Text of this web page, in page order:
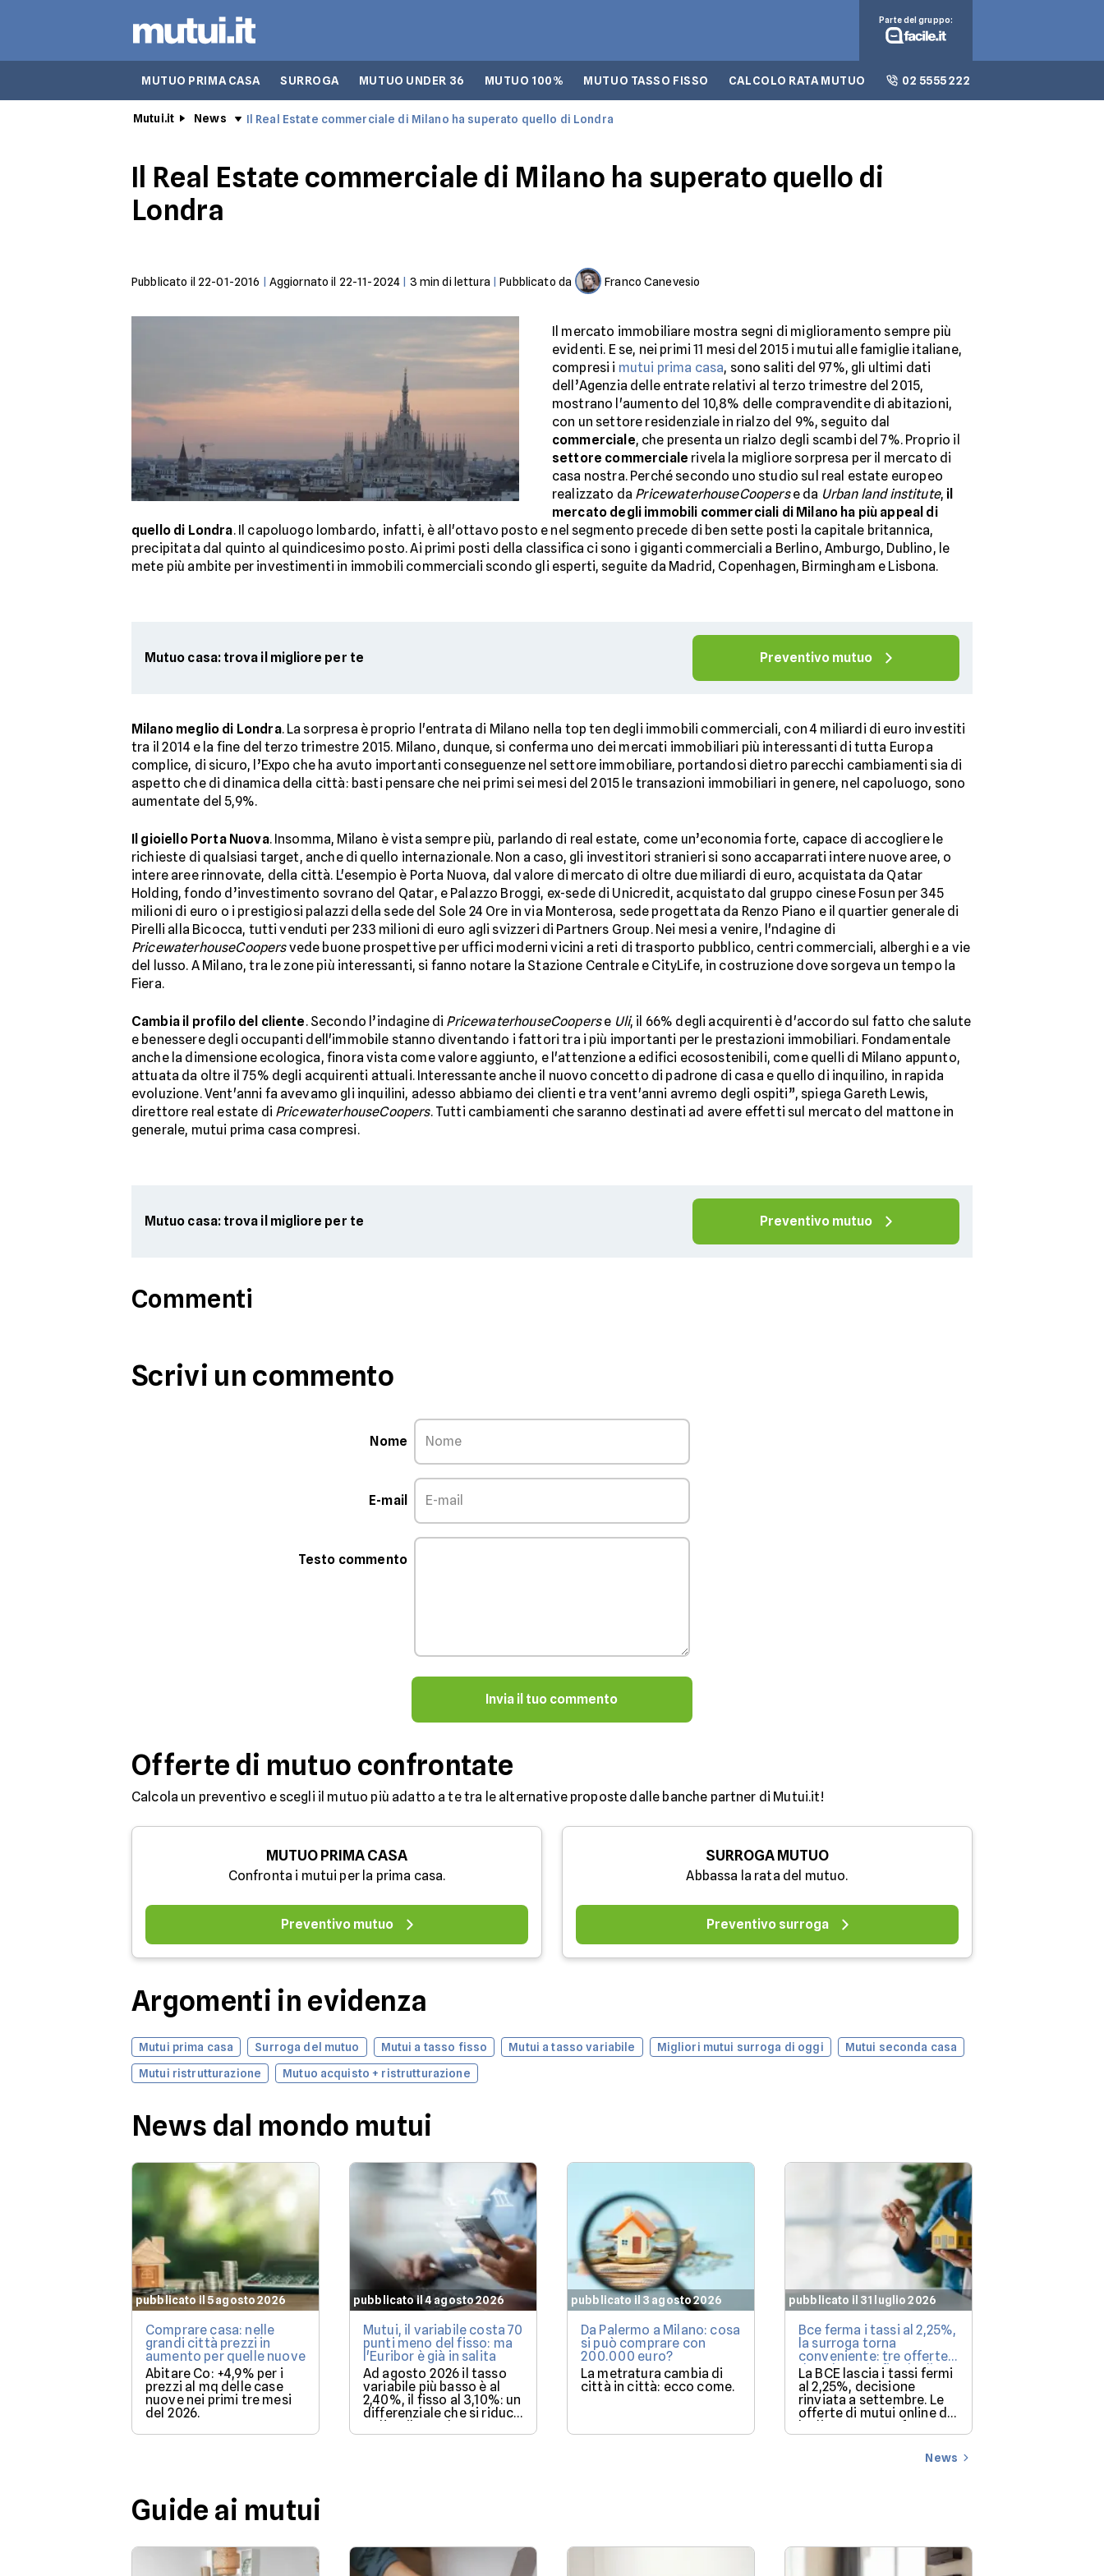
MUTUO PRIMA CASA SURROGA MUTUO UNDER 36 MUTUO 100% MUTUO TASSO FISSO CALCOLO RATA MUTUO 02 5555 222
Parte del gruppo:
Mutui.it News Il Real Estate commerciale di Milano ha superato quello di Londra
Il Real Estate commerciale di Milano ha superato quello di
Londra
Pubblicato il 22-01-2016 Aggiornato il 22-11-2024 3 min di lettura |Pubblicato da Franco Canevesio
Il mercato immobiliare mostra segni di miglioramento sempre più
evidenti. E se, nei primi 11 mesi del 2015 i mutui alle famiglie italiane,
compresi i mutui prima casa, sono saliti del 97%, gli ultimi dati
dell’Agenzia delle entrate relativi al terzo trimestre del 2015,
mostrano l'aumento del 10,8% delle compravendite di abitazioni,
con un settore residenziale in rialzo del 9%, seguito dal
commerciale, che presenta un rialzo degli scambi del 7%. Proprio il
settore commerciale rivela la migliore sorpresa per il mercato di
casa nostra. Perché secondo uno studio sul real estate europeo
realizzato da PricewaterhouseCooperse da Urban land institute, il
mercato degli immobili commerciali di Milano ha più appeal di
quello di Londra. Il capoluogo lombardo, infatti, è all'ottavo posto e nel segmento precede di ben sette posti la capitale britannica,
precipitata dal quinto al quindicesimo posto. Ai primi posti della classifica ci sono i giganti commerciali a Berlino, Amburgo, Dublino, le
mete più ambite per investimenti in immobili commerciali scondo gli esperti, seguite da Madrid, Copenhagen, Birmingham e Lisbona.
Mutuo casa: trova il migliore per te Preventivo mutuo
Milano meglio di Londra. La sorpresa è proprio l'entrata di Milano nella top ten degli immobili commerciali, con 4 miliardi di euro investiti
tra il 2014 e la fine del terzo trimestre 2015. Milano, dunque, si conferma uno dei mercati immobiliari più interessanti di tutta Europa
complice, di sicuro, l’Expo che ha avuto importanti conseguenze nel settore immobiliare, portandosi dietro parecchi cambiamenti sia di
aspetto che di dinamica della città: basti pensare che nei primi sei mesi del 2015 le transazioni immobiliari in genere, nel capoluogo, sono
aumentate del 5,9%.
Il gioiello Porta Nuova. Insomma, Milano è vista sempre più, parlando di real estate, come un’economia forte, capace di accogliere le
richieste di qualsiasi target, anche di quello internazionale. Non a caso, gli investitori stranieri si sono accaparrati intere nuove aree, o
intere aree rinnovate, della città. L'esempio è Porta Nuova, dal valore di mercato di oltre due miliardi di euro, acquistata da Qatar
Holding, fondo d’investimento sovrano del Qatar, e Palazzo Broggi, ex-sede di Unicredit, acquistato dal gruppo cinese Fosun per 345
milioni di euro o i prestigiosi palazzi della sede del Sole 24 Ore in via Monterosa, sede progettata da Renzo Piano e il quartier generale di
Pirelli alla Bicocca, tutti venduti per 233 milioni di euro agli svizzeri di Partners Group. Nei mesi a venire, l'ndagine di
PricewaterhouseCoopersvede buone prospettive per uffici moderni vicini a reti di trasporto pubblico, centri commerciali, alberghi e a vie
del lusso. A Milano, tra le zone più interessanti, si fanno notare la Stazione Centrale e CityLife, in costruzione dove sorgeva un tempo la
Fiera.
Cambia il profilo del cliente. Secondo l’indagine di PricewaterhouseCooperse Uli, il 66% degli acquirenti è d'accordo sul fatto che salute
e benessere degli occupanti dell'immobile stanno diventando i fattori tra i più importanti per le prestazioni immobiliari. Fondamentale
anche la dimensione ecologica, finora vista come valore aggiunto, e l'attenzione a edifici ecosostenibili, come quelli di Milano appunto,
attuata da oltre il 75% degli acquirenti attuali. Interessante anche il nuovo concetto di padrone di casa e quello di inquilino, in rapida
evoluzione. Vent'anni fa avevamo gli inquilini, adesso abbiamo dei clienti e tra vent'anni avremo degli ospiti”, spiega Gareth Lewis,
direttore real estate di PricewaterhouseCoopers. Tutti cambiamenti che saranno destinati ad avere effetti sul mercato del mattone in
generale, mutui prima casa compresi.
Mutuo casa: trova il migliore per te Preventivo mutuo
Commenti
Scrivi un commento
Nome
E-mail
Testo commento
Invia il tuo commento
Offerte di mutuo confrontate
Calcola un preventivo e scegli il mutuo più adatto a te tra le alternative proposte dalle banche partner di Mutui.it!
MUTUO PRIMA CASA
Confronta i mutui per la prima casa.
Preventivo mutuo
SURROGA MUTUO
Abbassa la rata del mutuo.
Preventivo surroga
Argomenti in evidenza
Mutui prima casa Surroga del mutuo Mutui a tasso fisso Mutui a tasso variabile Migliori mutui surroga di oggi
Mutui seconda casa
Mutui ristrutturazione
Mutuo acquisto + ristrutturazione
News dal mondo mutui
pubblicato il 5 agosto 2026
Comprare casa: nelle
grandi città prezzi in
aumento per quelle nuove
Abitare Co: +4,9% per i
prezzi al mq delle case
nuove nei primi tre mesi
del 2026.
pubblicato il 4 agosto 2026
Mutui, il variabile costa 70
punti meno del fisso: ma
l'Euribor è già in salita
Ad agosto 2026 il tasso
variabile più basso è al
2,40%, il fisso al 3,10%: un
differenziale che si riduce
se l'Euribor sale come
previsto entro dicembre.
pubblicato il 3 agosto 2026
Da Palermo a Milano: cosa
si può comprare con
200.000 euro?
La metratura cambia di
città in città: ecco come.
pubblicato il 31 luglio 2026
Bce ferma i tassi al 2,25%,
la surroga torna
conveniente: tre offerte
da valutare a fine luglio
La BCE lascia i tassi fermi
al 2,25%, decisione
rinviata a settembre. Le
offerte di mutui online di
luglio 2026 a confronto su
mutui.it, per un
News
Guide ai mutui